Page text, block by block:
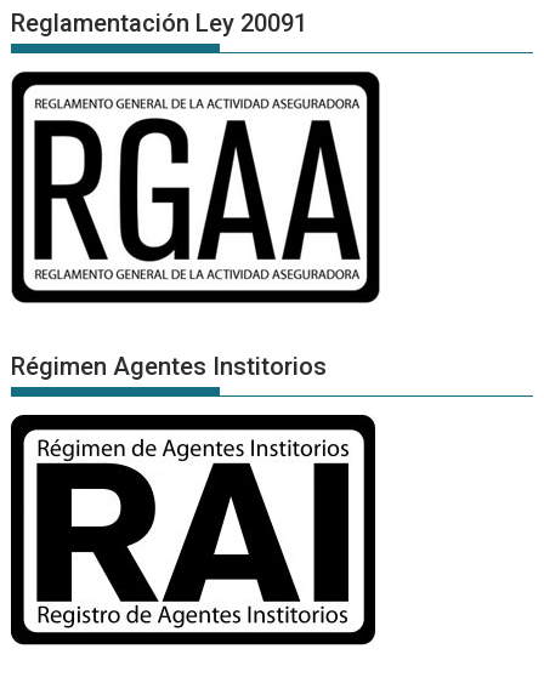
Reglamentación Ley 20091
Régimen Agentes Institorios